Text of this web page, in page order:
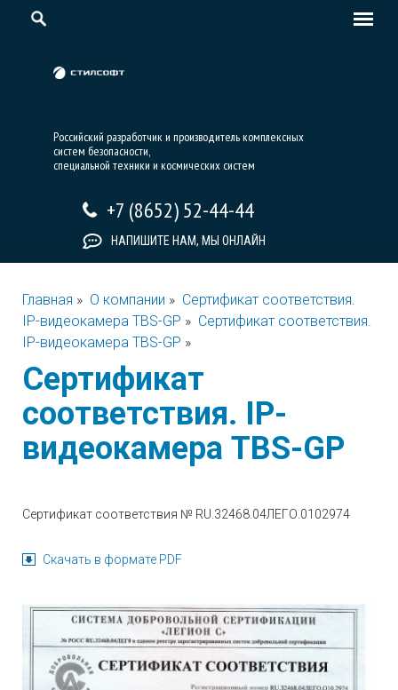
Российский разработчик и производитель комплексных
систем безопасности,
специальной техники и космических систем
+7 (8652) 52-44-44
НАПИШИТЕ НАМ, МЫ ОНЛАЙН
Главная » О компании » Сертификат соответствия.
IP-видеокамера TBS-GP » Сертификат соответствия.
IP-видеокамера TBS-GP »
Сертификат
соответствия. IP-
видеокамера TBS-GP
Сертификат соответствия № RU.32468.04ЛЕГО.0102974
Скачать в формате PDF